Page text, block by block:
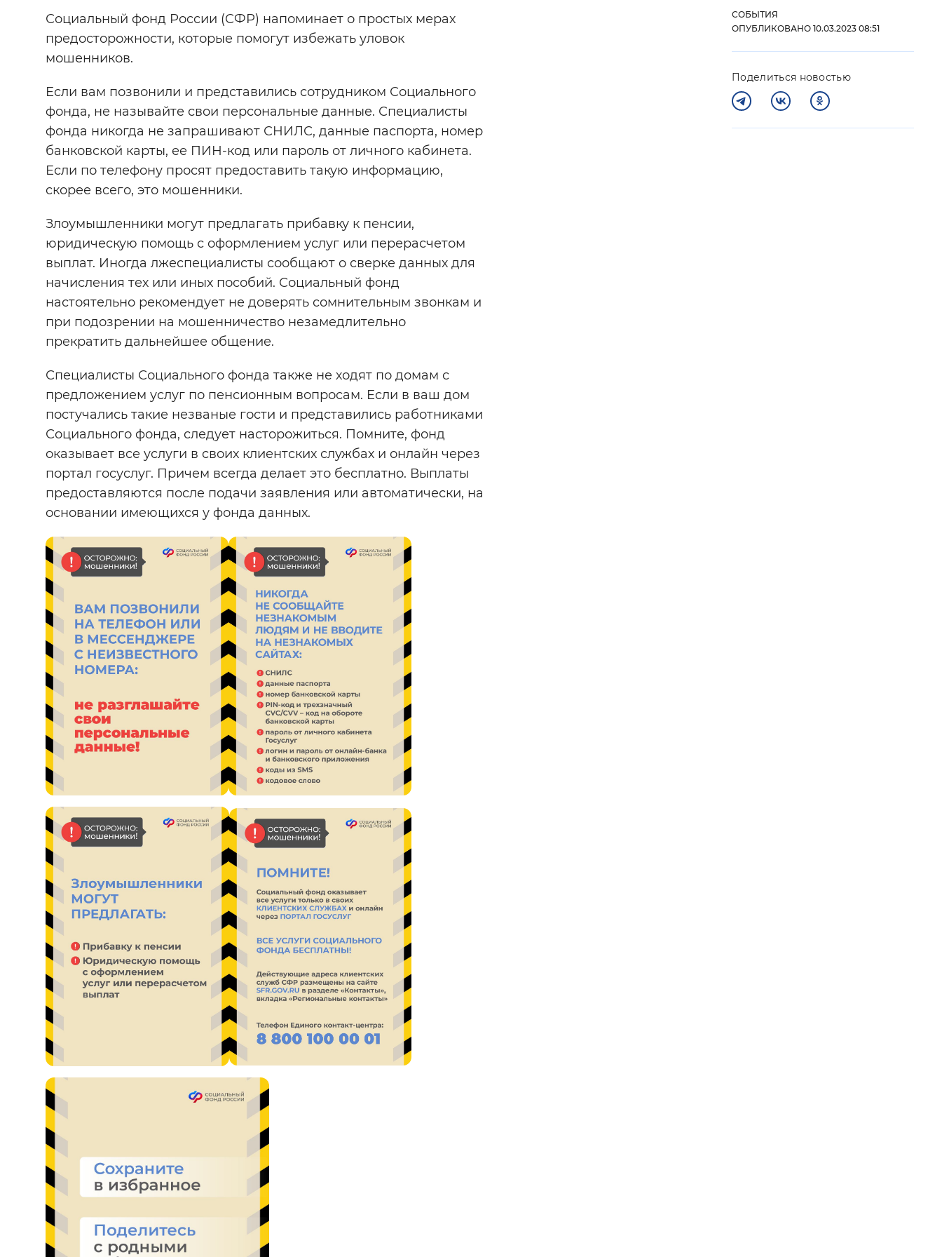
Цвет сайта: Монохромный Инверсивный монохромный
Звуковой ассистент: Воспроизвести Остановить
Социальный фонд России (СФР) напоминает о простых мерах
предосторожности, которые помогут избежать уловок
мошенников.
Если вам позвонили и представились сотрудником Социального
фонда, не называйте свои персональные данные. Специалисты
фонда никогда не запрашивают СНИЛС, данные паспорта, номер
банковской карты, ее ПИН-код или пароль от личного кабинета.
Если по телефону просят предоставить такую информацию,
скорее всего, это мошенники.
Злоумышленники могут предлагать прибавку к пенсии,
юридическую помощь с оформлением услуг или перерасчетом
выплат. Иногда лжеспециалисты сообщают о сверке данных для
начисления тех или иных пособий. Социальный фонд
настоятельно рекомендует не доверять сомнительным звонкам и
при подозрении на мошенничество незамедлительно
прекратить дальнейшее общение.
Специалисты Социального фонда также не ходят по домам с
предложением услуг по пенсионным вопросам. Если в ваш дом
постучались такие незваные гости и представились работниками
Социального фонда, следует насторожиться. Помните, фонд
оказывает все услуги в своих клиентских службах и онлайн через
портал госуслуг. Причем всегда делает это бесплатно. Выплаты
предоставляются после подачи заявления или автоматически, на
основании имеющихся у фонда данных.
СОБЫТИЯ
ОПУБЛИКОВАНО 10.03.2023 08:51
Поделиться новостью